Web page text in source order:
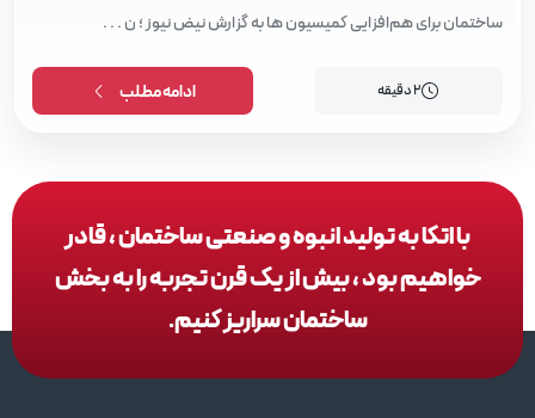
ساختمان برای هم‌افزایی کمیسیون‌ ها به گزارش نیض نیوز ؛ ن . . .
2 دقیقه ادامه مطلب
با اتکا به تولید انبوه و صنعتی ساختمان ، قادر
خواهیم بود ، بیش از یک قرن تجربه را به بخش
ساختمان سراریز کنیم.